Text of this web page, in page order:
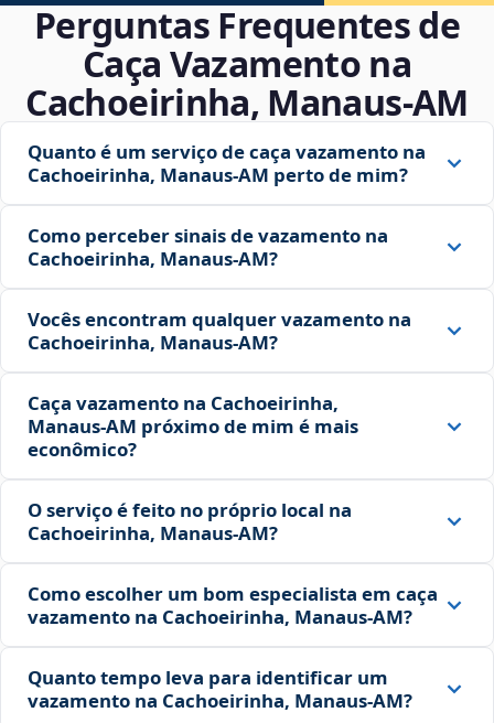
Perguntas Frequentes de
Caça Vazamento na
Cachoeirinha, Manaus‑AM
Quanto é um serviço de caça vazamento na
Cachoeirinha, Manaus‑AM perto de mim?
Como perceber sinais de vazamento na
Cachoeirinha, Manaus‑AM?
Vocês encontram qualquer vazamento na
Cachoeirinha, Manaus‑AM?
Caça vazamento na Cachoeirinha,
Manaus‑AM próximo de mim é mais
econômico?
O serviço é feito no próprio local na
Cachoeirinha, Manaus‑AM?
Como escolher um bom especialista em caça
vazamento na Cachoeirinha, Manaus‑AM?
Quanto tempo leva para identificar um
vazamento na Cachoeirinha, Manaus‑AM?